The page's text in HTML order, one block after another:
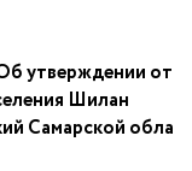
утверждении
Шилан
Самарской